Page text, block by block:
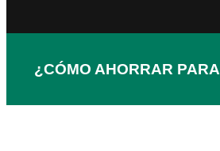
¿CÓMO AHORRAR